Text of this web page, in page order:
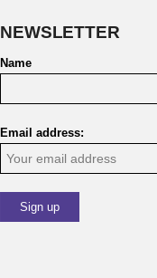
NEWSLETTER
Name
Email address: